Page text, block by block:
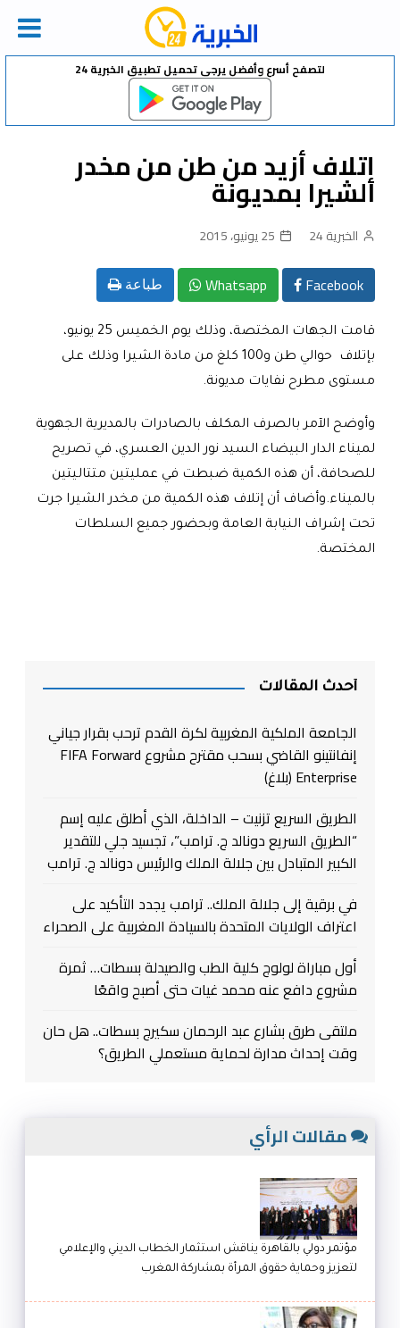
Skip
لتصفح أسرع وأفضل يرجى تحميل تطبيق الخبرية 24
إتلاف أزيد من طن من مخدر
الشيرا بمديونة
الخبرية 24 25 يونيو، 2015
Facebook
Whatsapp طباعة
قامت الجهات المختصة، وذلك يوم الخميس 25 يونيو،
بإتلاف حوالي طن و100 كلغ من مادة الشيرا وذلك على
مستوى مطرح نفايات مديونة.
وأوضح الآمر بالصرف المكلف بالصادرات بالمديرية الجهوية
لميناء الدار البيضاء السيد نور الدين العسري، في تصريح
للصحافة، أن هذه الكمية ضبطت في عمليتين متتاليتين
بالميناء.وأضاف أن إتلاف هذه الكمية من مخدر الشيرا جرت
تحت إشراف النيابة العامة وبحضور جميع السلطات
المختصة.
أحدث المقالات
الجامعة الملكية المغربية لكرة القدم ترحب بقرار جياني
إنفانتينو القاضي بسحب مقترح مشروع FIFA Forward
Enterprise (بلاغ)
الطريق السريع تزنيت – الداخلة، الذي أطلق عليه إسم
“الطريق السريع دونالد ج. ترامب”، تجسيد جلي للتقدير
الكبير المتبادل بين جلالة الملك والرئيس دونالد ج. ترامب
في برقية إلى جلالة الملك.. ترامب يجدد التأكيد على
اعتراف الولايات المتحدة بالسيادة المغربية على الصحراء
أول مباراة لولوج كلية الطب والصيدلة بسطات… ثمرة
مشروع دافع عنه محمد غيات حتى أصبح واقعًا
ملتقى طرق بشارع عبد الرحمان سكيرج بسطات.. هل حان
وقت إحداث مدارة لحماية مستعملي الطريق؟
مقالات الرأي
مؤتمر دولي بالقاهرة يناقش استثمار الخطاب الديني والإعلامي
لتعزيز وحماية حقوق المرأة بمشاركة المغرب